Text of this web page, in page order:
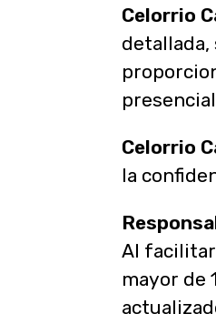
Celorrio
Celorrio
la
Al
mayor de